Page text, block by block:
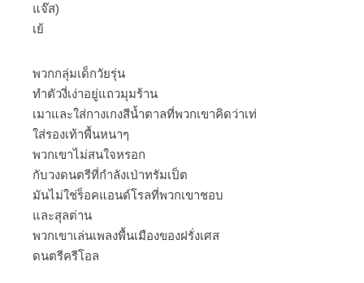
แจ๊ส)
เย้
พวกกลุ่มเด็กวัยรุ่น
ทำตัวงี่เง่าอยู่แถวมุมร้าน
เมาและใส่กางเกงสีน้ำตาลที่พวกเขาคิดว่าเท่
ใส่รองเท้าพื้นหนาๆ
พวกเขาไม่สนใจหรอก
กับวงดนตรีที่กำลังเป่าทรัมเป็ต
มันไม่ใช่ร็อคแอนด์โรลที่พวกเขาชอบ
และสุลต่าน
พวกเขาเล่นเพลงพื้นเมืองของฝรั่งเศส
ดนตรีครีโอล